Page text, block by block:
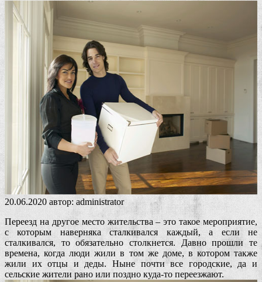
20.06.2020 автор:administrator
Переезд на другое место жительства – это такое мероприятие,
с которым наверняка сталкивался каждый, а если не
сталкивался, то обязательно столкнется. Давно прошли те
времена, когда люди жили в том же доме, в котором также
жили их отцы и деды. Ныне почти все городские, да и
сельские жители рано или поздно куда-то переезжают.